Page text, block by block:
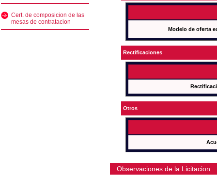
Cert. de composicion de las
mesas de contratacion
Modelo de oferta
Rectificaciones
Otros
Observaciones de la Licitacion